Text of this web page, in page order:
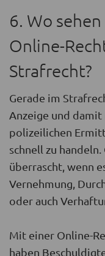
6. Wo
Online-
Strafrecht?
Gerade im
Anzeige und
polizeilichen
schnell zu
überrascht, wenn
Vernehmung,
oder auch
Mit einer Online-
haben